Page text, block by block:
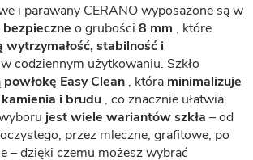
i parawany CERANO wyposażone są w
o grubości 8 mm , które
wytrzymałość, stabilność i
w codziennym użytkowaniu. Szkło
powłokę Easy Clean , która minimalizuje
i brudu , co znacznie ułatwia
jest wiele wariantów szkła – od
przez mleczne, grafitowe, po
– dzięki czemu możesz wybrać